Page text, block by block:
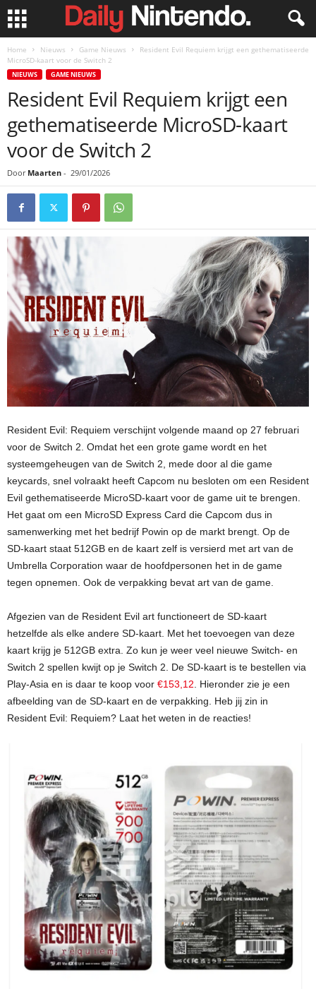
Home Nieuws Game Nieuws
Resident Evil Requiem krijgt een gethematiseerde
MicroSD-kaart voor de Switch 2
NIEUWS GAME NIEUWS
Resident Evil Requiem krijgt een
gethematiseerde MicroSD-kaart
voor de Switch 2
Door Maarten - 29/01/2026
Resident Evil: Requiem verschijnt volgende maand op 27 februari
voor de Switch 2. Omdat het een grote game wordt en het
systeemgeheugen van de Switch 2, mede door al die game
keycards, snel volraakt heeft Capcom nu besloten om een Resident
Evil gethematiseerde MicroSD-kaart voor de game uit te brengen.
Het gaat om een MicroSD Express Card die Capcom dus in
samenwerking met het bedrijf Powin op de markt brengt. Op de
SD-kaart staat 512GB en de kaart zelf is versierd met art van de
Umbrella Corporation waar de hoofdpersonen het in de game
tegen opnemen. Ook de verpakking bevat art van de game.
Afgezien van de Resident Evil art functioneert de SD-kaart
hetzelfde als elke andere SD-kaart. Met het toevoegen van deze
kaart krijg je 512GB extra. Zo kun je weer veel nieuwe Switch- en
Switch 2 spellen kwijt op je Switch 2. De SD-kaart is te bestellen via
Play-Asia en is daar te koop voor €153,12 . Hieronder zie je een
afbeelding van de SD-kaart en de verpakking. Heb jij zin in
Resident Evil: Requiem? Laat het weten in de reacties!